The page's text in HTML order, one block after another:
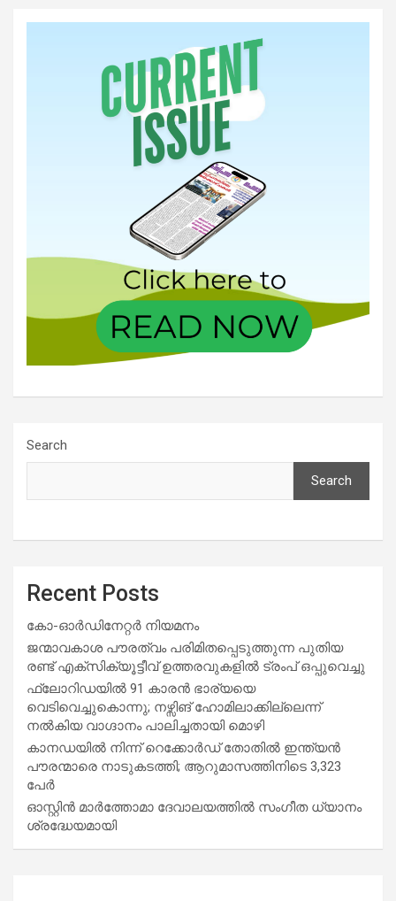
Search
Search
Recent Posts
കോ-ഓർഡിനേറ്റർ നിയമനം
ജന്മാവകാശ പൗരത്വം പരിമിതപ്പെടുത്തുന്ന പുതിയ
രണ്ട് എക്സിക്യൂട്ടീവ് ഉത്തരവുകളിൽ ട്രംപ് ഒപ്പുവെച്ചു
ഫ്ലോറിഡയിൽ 91 കാരൻ ഭാര്യയെ
വെടിവെച്ചുകൊന്നു; നഴ്സിങ് ഹോമിലാക്കില്ലെന്ന്
നൽകിയ വാഗ്ദാനം പാലിച്ചതായി മൊഴി
കാനഡയിൽ നിന്ന് റെക്കോർഡ് തോതിൽ ഇന്ത്യൻ
പൗരന്മാരെ നാടുകടത്തി; ആറുമാസത്തിനിടെ 3,323
പേർ
ഓസ്റ്റിൻ മാർത്തോമാ ദേവാലയത്തിൽ സംഗീത ധ്യാനം
ശ്രദ്ധേയമായി